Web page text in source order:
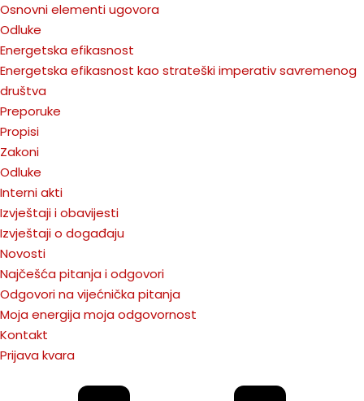
Osnovni elementi ugovora
Odluke
Energetska efikasnost
Energetska efikasnost kao strateški imperativ savremenog
društva
Preporuke
Propisi
Zakoni
Odluke
Interni akti
Izvještaji i obavijesti
Izvještaji o događaju
Novosti
Najčešća pitanja i odgovori
Odgovori na vijećnička pitanja
Moja energija moja odgovornost
Kontakt
Prijava kvara